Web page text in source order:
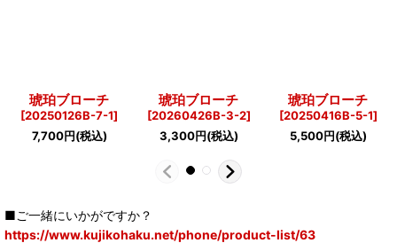
琥珀ブローチ
[20250126B-7-1]
7,700円(税込)
琥珀ブローチ
[20260426B-3-2]
3,300円(税込)
琥珀ブローチ
[20250416B-5-1]
5,500円(税込)
■ご一緒にいかがですか？
https://www.kujikohaku.net/phone/product-list/63